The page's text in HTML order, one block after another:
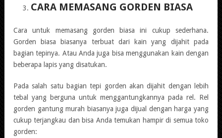
CARA MEMASANG GORDEN BIASA
Cara untuk memasang gorden biasa ini cukup sederhana.
Gorden biasa biasanya terbuat dari kain yang dijahit pada
bagian tepinya. Atau Anda juga bisa menggunakan kain dengan
beberapa lapis yang disatukan.
Pada salah satu bagian tepi gorden akan dijahit dengan lebih
tebal yang berguna untuk menggantungkannya pada rel. Rel
gorden gantung murah biasanya juga dijual dengan harga yang
cukup terjangkau dan bisa Anda temukan hampir di semua toko
gorden: